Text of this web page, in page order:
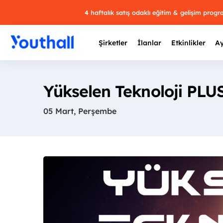
4 haftalık satış odaklı eğitim & gelişim
Şirketler İlanlar Etkinlikler
Yükselen Teknoloji
05 Mart, Perşembe